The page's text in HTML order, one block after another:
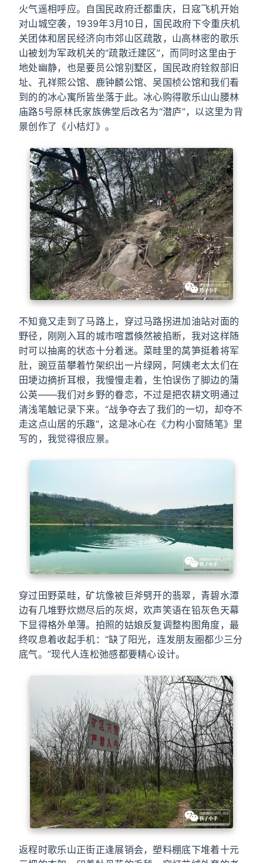
火气遥相呼应。自国民政府迁都重庆，日寇飞机开始
对山城空袭，1939年3月10日，国民政府下令重庆机
关团体和居民经济向市郊山区疏散，山高林密的歌乐
山被划为军政机关的“疏散迁建区”，而同时这里由于
地处幽静，也是要员公馆别墅区，国民政府铨叙部旧
址、孔祥熙公馆、鹿钟麟公馆、吴国桢公馆和我们看
到的的冰心寓所皆坐落于此。冰心购得歌乐山山腰林
庙路5号原林氏家族佛堂后改名为“潜庐”，以这里为背
景创作了《小桔灯》。
不知竟又走到了马路上，穿过马路拐进加油站对面的
野径，刚刚入耳的城市喧嚣倏然被掐断，我对这样随
时可以抽离的状态十分着迷。菜畦里的莴笋挺着将军
肚，豌豆苗攀着竹架织出一片绿网，阿姨老太太们在
田埂边摘折耳根，我慢慢走着，生怕误伤了脚边的蒲
公英——我们对乡野的眷恋，不过是把农耕文明通过
清浅笔触记录下来。“战争夺去了我们的一切，却夺不
走这点山居的乐趣”，这是冰心在《力构小窗随笔》里
写的，我觉得很应景。
穿过田野菜畦，矿坑像被巨斧劈开的翡翠，青碧水潭
边有几堆野炊燃尽后的灰烬，欢声笑语在铅灰色天幕
下显得格外单薄。拍照的姑娘反复调整构图角度，最
终叹息着收起手机：“缺了阳光，连发朋友圈都少三分
底气。”现代人连松弛感都要精心设计。
返程时歌乐山正街正逢展销会，塑料棚底下堆着十元